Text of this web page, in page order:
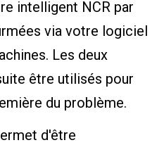
intelligent NCR par
via votre logiciel
Les deux
être utilisés pour
du problème.
d'être